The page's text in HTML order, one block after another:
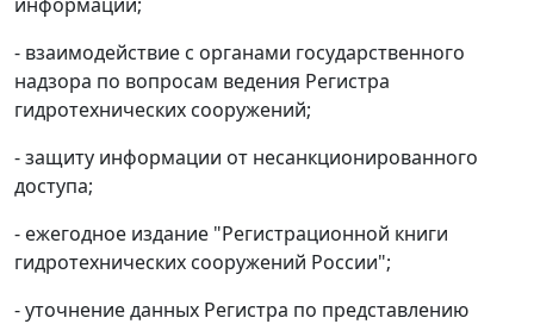
- взаимодействие с органами государственного
надзора по вопросам ведения Регистра
гидротехнических сооружений;
- защиту информации от несанкционированного
доступа;
- ежегодное издание "Регистрационной книги
гидротехнических сооружений России";
- уточнение данных Регистра по представлению